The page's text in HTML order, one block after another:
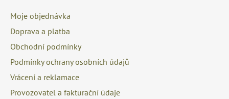
Moje objednávka
Doprava a platba
Obchodní podmínky
Podmínky ochrany osobních údajů
Vrácení a reklamace
Provozovatel a fakturační údaje